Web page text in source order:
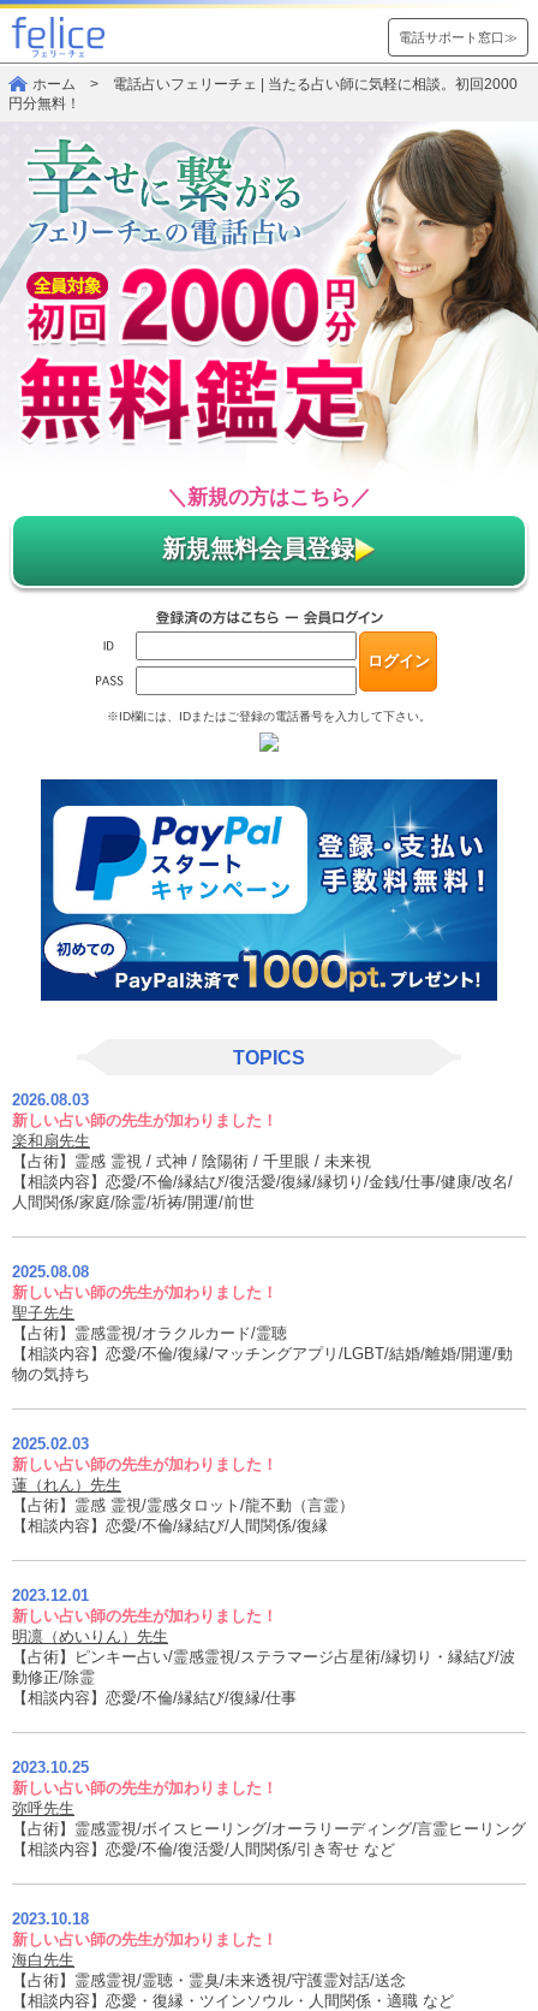
電話サポート窓口≫
ホーム > 電話占いフェリーチェ | 当たる占い師に気軽に相談。初回2000
円分無料！
＼新規の方はこちら／
新規無料会員登録
※ID欄には、IDまたはご登録の電話番号を入力して下さい。
TOPICS
2026.08.03
新しい占い師の先生が加わりました！
楽和扇先生
【占術】霊感 霊視 / 式神 / 陰陽術 / 千里眼 / 未来視
【相談内容】恋愛/不倫/縁結び/復活愛/復縁/縁切り/金銭/仕事/健康/改名/
人間関係/家庭/除霊/祈祷/開運/前世
2025.08.08
新しい占い師の先生が加わりました！
聖子先生
【占術】霊感霊視/オラクルカード/霊聴
【相談内容】恋愛/不倫/復縁/マッチングアプリ/LGBT/結婚/離婚/開運/動
物の気持ち
2025.02.03
新しい占い師の先生が加わりました！
蓮（れん）先生
【占術】霊感 霊視/霊感タロット/龍不動（言霊）
【相談内容】恋愛/不倫/縁結び/人間関係/復縁
2023.12.01
新しい占い師の先生が加わりました！
明凛（めいりん）先生
【占術】ピンキー占い/霊感霊視/ステラマージ占星術/縁切り・縁結び/波
動修正/除霊
【相談内容】恋愛/不倫/縁結び/復縁/仕事
2023.10.25
新しい占い師の先生が加わりました！
弥呼先生
【占術】霊感霊視/ボイスヒーリング/オーラリーディング/言霊ヒーリング
【相談内容】恋愛/不倫/復活愛/人間関係/引き寄せ など
2023.10.18
新しい占い師の先生が加わりました！
海白先生
【占術】霊感霊視/霊聴・霊臭/未来透視/守護霊対話/送念
【相談内容】恋愛・復縁・ツインソウル・人間関係・適職 など